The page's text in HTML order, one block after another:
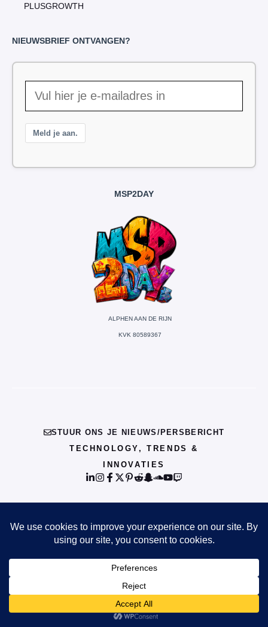
PLUSGROWTH
NIEUWSBRIEF ONTVANGEN?
Meld je aan.
MSP2DAY
ALPHEN AAN DE RIJN
KVK 80589367
STUUR ONS JE NIEUWS/PERSBERICHT
TECHNOLOGY, TRENDS &
INNOVATIES
TERMS OF SERVICE